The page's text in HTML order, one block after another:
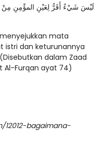
لَيْسَ شَيْءٌ أَقَرُّ لِعَيْنِ المؤْمِنِ مِنْ
mata
istri dan keturunannya
dalam Zaad
Al-Furqan ayat 74)
12012-bagaimana-